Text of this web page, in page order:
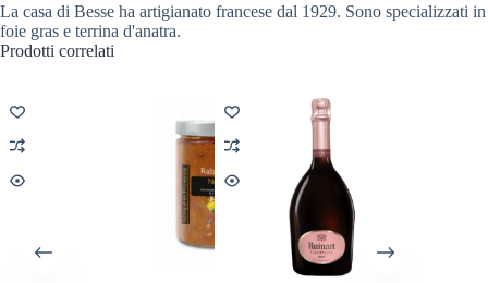
La casa di Besse ha artigianato francese dal 1929. Sono specializzati in
foie gras e terrina d'anatra.
Prodotti correlati